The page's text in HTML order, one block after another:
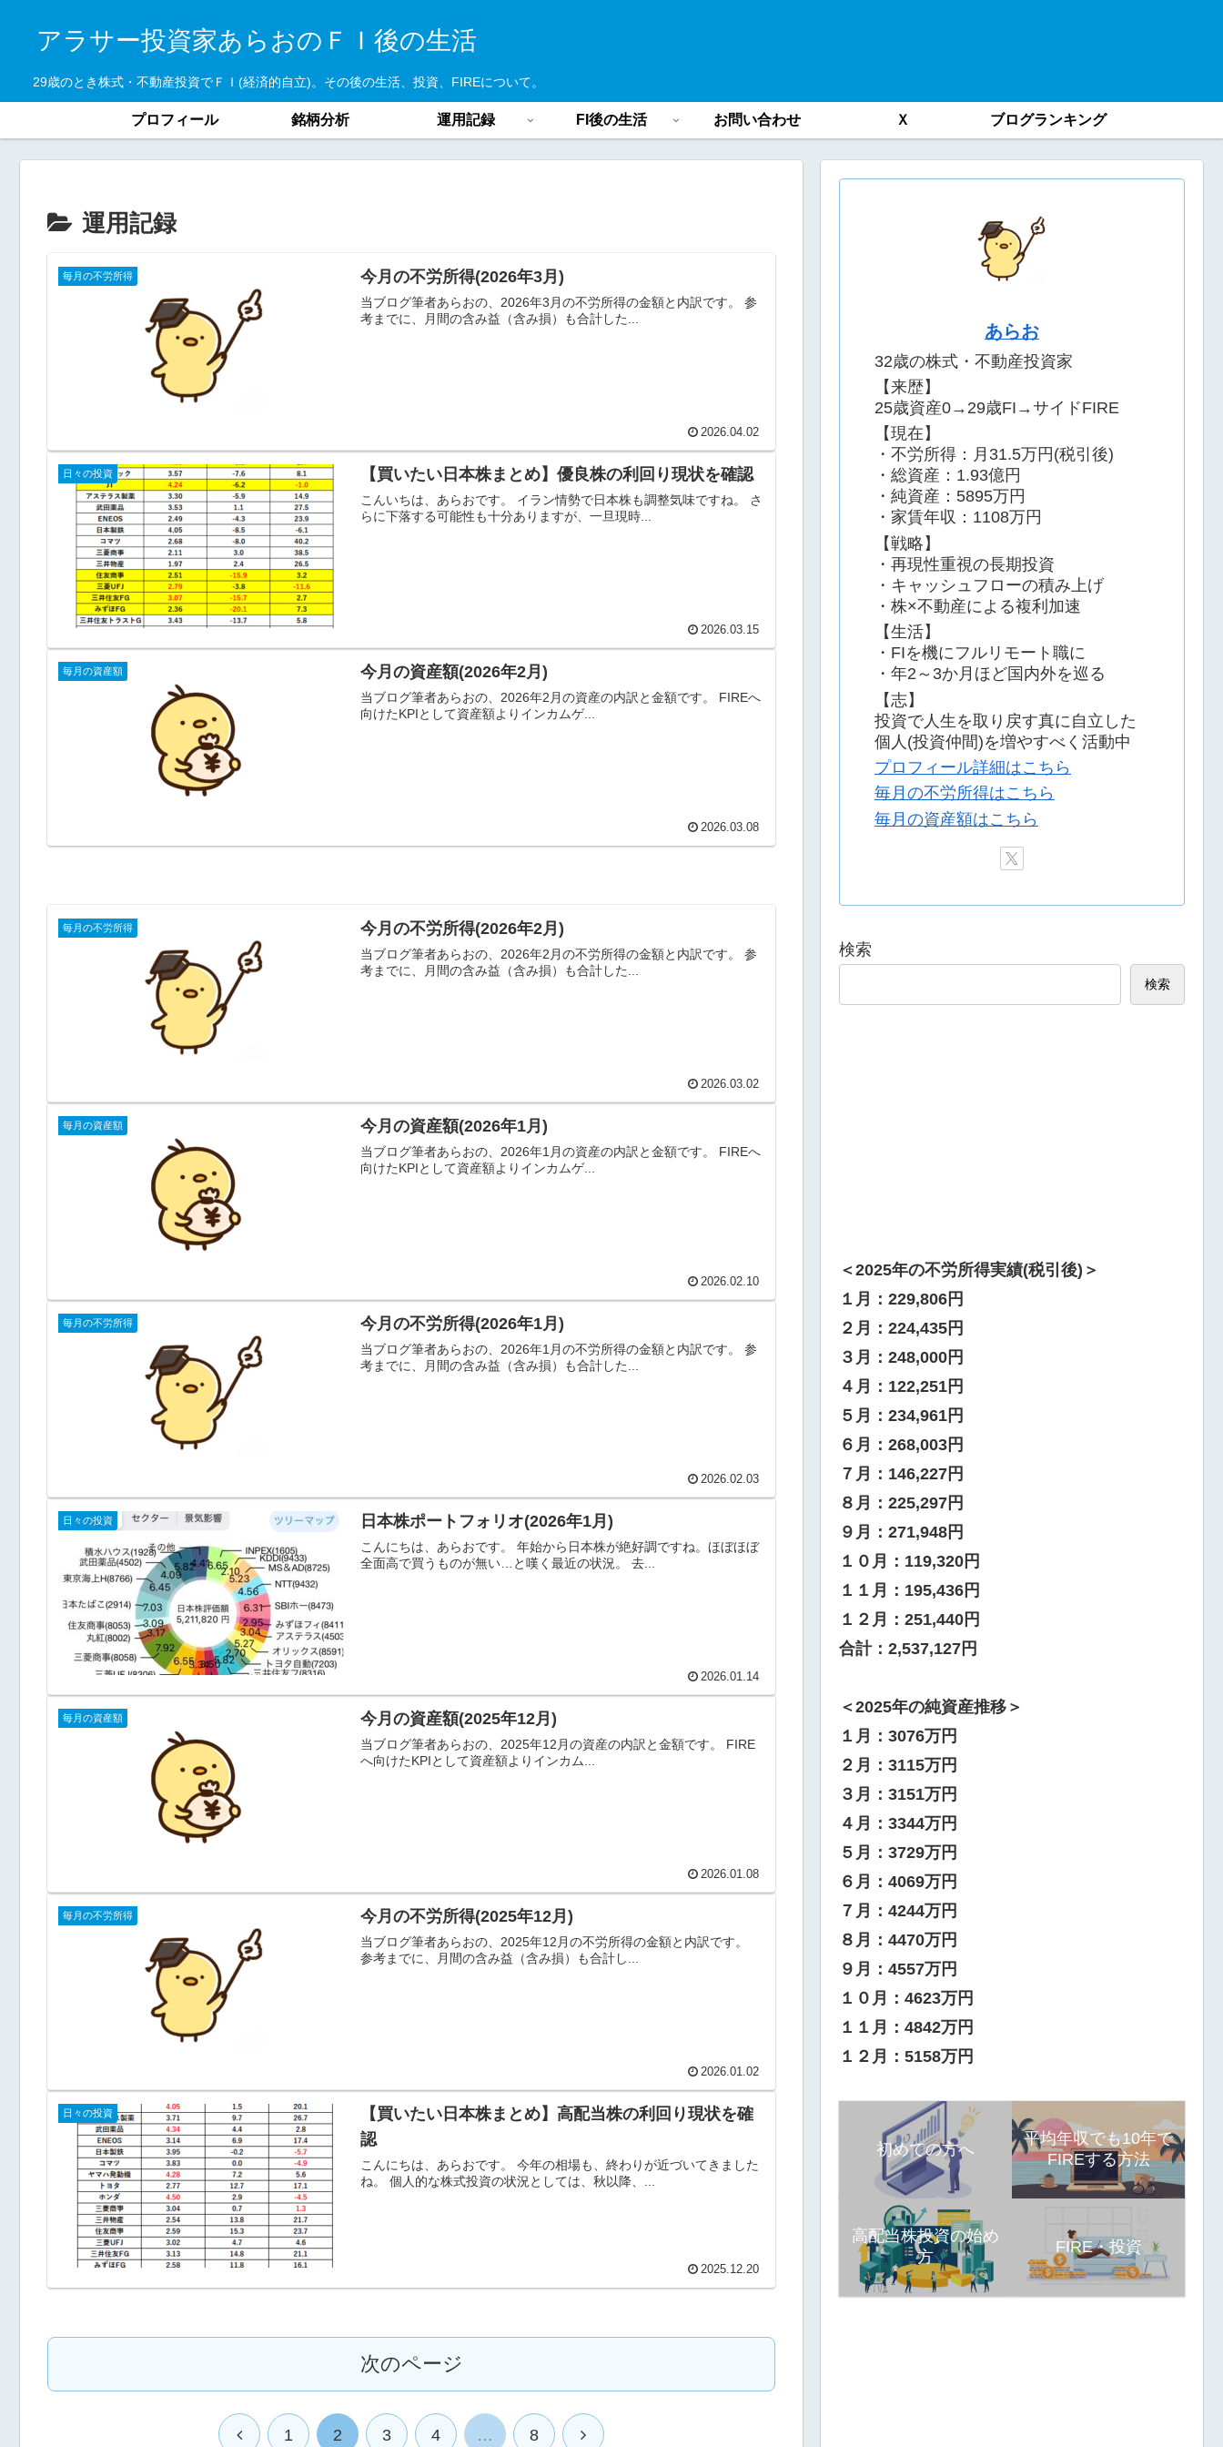
アラサー投資家あらおのＦＩ後の生活
29歳のとき株式・不動産投資でＦＩ(経済的自立)。その後の生活、投資、FIREについて。
プロフィール 銘柄分析 運用記録 FI後の生活 お問い合わせ Ｘ ブログランキング
運用記録
毎月の不労所得 今月の不労所得(2026年3月)
当ブログ筆者あらおの、2026年3月の不労所得の金額と内訳です。 参
考までに、月間の含み益（含み損）も合計した...
2026.04.02
日々の投資 【買いたい日本株まとめ】優良株の利回り現状を確認
こんいちは、あらおです。 イラン情勢で日本株も調整気味ですね。 さ
らに下落する可能性も十分ありますが、一旦現時...
2026.03.15
毎月の資産額 今月の資産額(2026年2月)
当ブログ筆者あらおの、2026年2月の資産の内訳と金額です。 FIREへ
向けたKPIとして資産額よりインカムゲ...
2026.03.08
毎月の不労所得 今月の不労所得(2026年2月)
当ブログ筆者あらおの、2026年2月の不労所得の金額と内訳です。 参
考までに、月間の含み益（含み損）も合計した...
2026.03.02
毎月の資産額 今月の資産額(2026年1月)
当ブログ筆者あらおの、2026年1月の資産の内訳と金額です。 FIREへ
向けたKPIとして資産額よりインカムゲ...
2026.02.10
毎月の不労所得 今月の不労所得(2026年1月)
当ブログ筆者あらおの、2026年1月の不労所得の金額と内訳です。 参
考までに、月間の含み益（含み損）も合計した...
2026.02.03
日々の投資 日本株ポートフォリオ(2026年1月)
こんにちは、あらおです。 年始から日本株が絶好調ですね。ほぼほぼ
全面高で買うものが無い…と嘆く最近の状況。 去...
2026.01.14
毎月の資産額 今月の資産額(2025年12月)
当ブログ筆者あらおの、2025年12月の資産の内訳と金額です。 FIRE
へ向けたKPIとして資産額よりインカム...
2026.01.08
毎月の不労所得 今月の不労所得(2025年12月)
当ブログ筆者あらおの、2025年12月の不労所得の金額と内訳です。
参考までに、月間の含み益（含み損）も合計し...
2026.01.02
日々の投資
【買いたい日本株まとめ】高配当株の利回り現状を確
認
こんにちは、あらおです。 今年の相場も、終わりが近づいてきました
ね。 個人的な株式投資の状況としては、秋以降、...
2025.12.20
次のページ
前 1 2 3 4 … 8 次
あらお
32歳の株式・不動産投資家
【来歴】
25歳資産0→29歳FI→サイドFIRE
【現在】
・不労所得：月31.5万円(税引後)
・総資産：1.93億円
・純資産：5895万円
・家賃年収：1108万円
【戦略】
・再現性重視の長期投資
・キャッシュフローの積み上げ
・株×不動産による複利加速
【生活】
・FIを機にフルリモート職に
・年2～3か月ほど国内外を巡る
【志】
投資で人生を取り戻す真に自立した
個人(投資仲間)を増やすべく活動中
プロフィール詳細はこちら
毎月の不労所得はこちら
毎月の資産額はこちら
検索
検索
＜2025年の不労所得実績(税引後)＞
１月：229,806円
２月：224,435円
３月：248,000円
４月：122,251円
５月：234,961円
６月：268,003円
７月：146,227円
８月：225,297円
９月：271,948円
１０月：119,320円
１１月：195,436円
１２月：251,440円
合計：2,537,127円
＜2025年の純資産推移＞
１月：3076万円
２月：3115万円
３月：3151万円
４月：3344万円
５月：3729万円
６月：4069万円
７月：4244万円
８月：4470万円
９月：4557万円
１０月：4623万円
１１月：4842万円
１２月：5158万円
初めての方へ
平均年収でも10年で
FIREする方法
高配当株投資の始め
方
FIRE・投資